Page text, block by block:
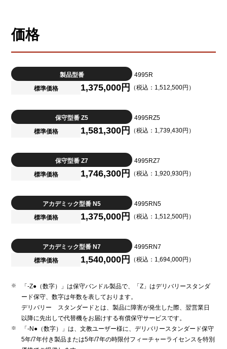
価格
製品型番
4995R
標準価格
1,375,000円 （税込：1,512,500円）
保守型番 Z5
4995RZ5
標準価格
1,581,300円 （税込：1,739,430円）
保守型番 Z7
4995RZ7
標準価格
1,746,300円 （税込：1,920,930円）
アカデミック型番 N5
4995RN5
標準価格
1,375,000円 （税込：1,512,500円）
アカデミック型番 N7
4995RN7
標準価格
1,540,000円 （税込：1,694,000円）
「-Z●（数字）」は保守バンドル製品で、「Z」はデリバリースタンダ
ード保守、数字は年数を表しております。
デリバリー スタンダードとは、製品に障害が発生した際、翌営業日
以降に先出しで代替機をお届けする有償保守サービスです。
「-N●（数字）」は、文教ユーザー様に、デリバリースタンダード保守
5年/7年付き製品または5年/7年の時限付フィーチャーライセンスを特別